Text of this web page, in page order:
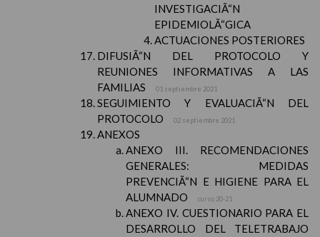
INVESTIGACIÃ“N
EPIDEMIOLÃ“GICA
ACTUACIONES POSTERIORES
DIFUSIÃ“N DEL PROTOCOLO Y
REUNIONES INFORMATIVAS A LAS
FAMILIAS
01 septiembre 2021
SEGUIMIENTO Y EVALUACIÃ“N DEL
PROTOCOLO
02 septiembre 2021
ANEXOS
ANEXO III. RECOMENDACIONES
GENERALES: MEDIDAS
PREVENCIÃ“N E HIGIENE PARA EL
ALUMNADO
curso 20-21
ANEXO IV. CUESTIONARIO PARA EL
DESARROLLO DEL TELETRABAJO